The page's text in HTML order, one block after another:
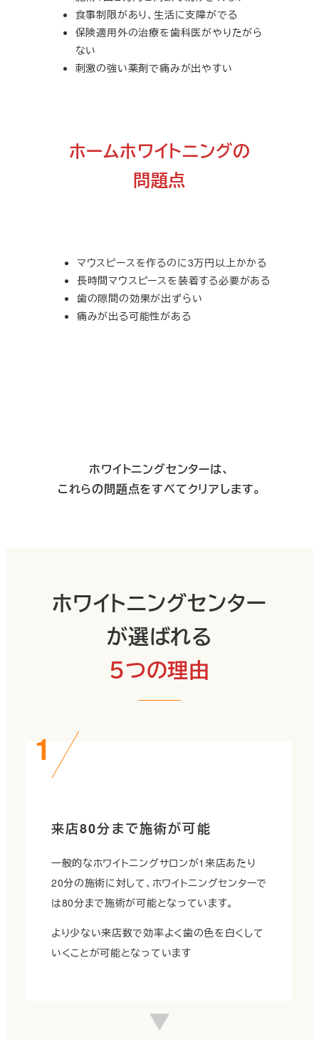
食事制限があり、生活に支障がでる
保険適用外の治療を歯科医がやりたがら
ない
刺激の強い薬剤で痛みが出やすい
ホームホワイトニングの
問題点
マウスピースを作るのに3万円以上かかる
長時間マウスピースを装着する必要がある
歯の隙間の効果が出ずらい
痛みが出る可能性がある
ホワイトニングセンターは、
これらの問題点をすべてクリアします。
ホワイトニングセンター
が選ばれる
５つの理由
来店80分まで施術が可能
一般的なホワイトニングサロンが1来店あたり
20分の施術に対して、ホワイトニングセンターで
は80分まで施術が可能となっています。
より少ない来店数で効率よく歯の色を白くして
いくことが可能となっています